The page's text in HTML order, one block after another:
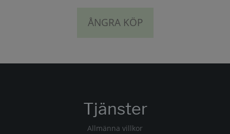
ÅNGRA KÖP
Tjänster
Allmänna villkor